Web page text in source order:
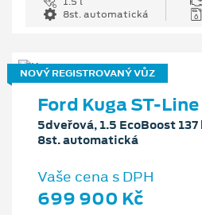
8st. automatická
NOVÝ REGISTROVANÝ VŮZ
Ford Kuga ST-Line
5dveřová, 1.5 EcoBoost
8st. automatická
Vaše cena s DPH
699 900 Kč